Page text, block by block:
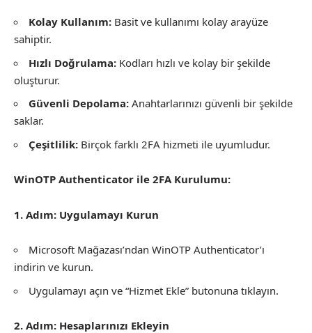
Kolay Kullanım: Basit ve kullanımı kolay arayüze
sahiptir.
Hızlı Doğrulama: Kodları hızlı ve kolay bir şekilde
oluşturur.
Güvenli Depolama: Anahtarlarınızı güvenli bir şekilde
saklar.
Çeşitlilik: Birçok farklı 2FA hizmeti ile uyumludur.
WinOTP Authenticator ile 2FA Kurulumu:
1. Adım: Uygulamayı Kurun
Microsoft Mağazası’ndan WinOTP Authenticator’ı
indirin ve kurun.
Uygulamayı açın ve “Hizmet Ekle” butonuna tıklayın.
2. Adım: Hesaplarınızı Ekleyin